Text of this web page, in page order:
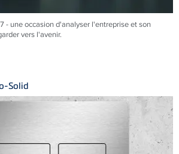
- une occasion d'analyser l'entreprise et son
vers l'avenir.
Solid